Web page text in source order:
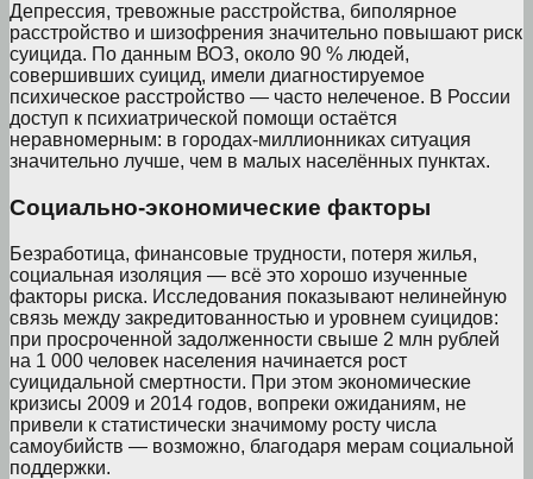
Депрессия, тревожные расстройства, биполярное
расстройство и шизофрения значительно повышают риск
суицида. По данным ВОЗ, около 90 % людей,
совершивших суицид, имели диагностируемое
психическое расстройство — часто нелеченое. В России
доступ к психиатрической помощи остаётся
неравномерным: в городах-миллионниках ситуация
значительно лучше, чем в малых населённых пунктах.
Социально-экономические факторы
Безработица, финансовые трудности, потеря жилья,
социальная изоляция — всё это хорошо изученные
факторы риска. Исследования показывают нелинейную
связь между закредитованностью и уровнем суицидов:
при просроченной задолженности свыше 2 млн рублей
на 1 000 человек населения начинается рост
суицидальной смертности. При этом экономические
кризисы 2009 и 2014 годов, вопреки ожиданиям, не
привели к статистически значимому росту числа
самоубийств — возможно, благодаря мерам социальной
поддержки.